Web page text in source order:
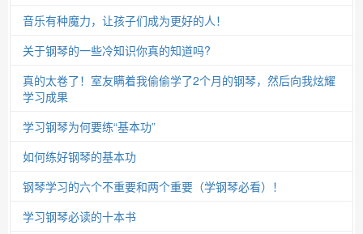
音乐有种魔力，让孩子们成为更好的人！
关于钢琴的一些冷知识你真的知道吗?
真的太卷了！室友瞒着我偷偷学了2个月的钢琴，然后向我炫耀
学习成果
学习钢琴为何要练“基本功”
如何练好钢琴的基本功
钢琴学习的六个不重要和两个重要（学钢琴必看）！
学习钢琴必读的十本书